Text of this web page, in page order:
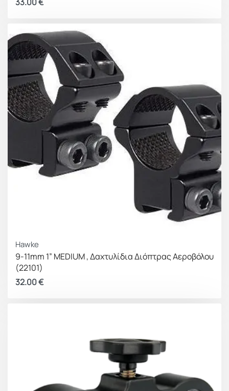
Hawke
9-11mm 1” MEDIUM , Δαχτυλίδια Διόπτρας Αεροβόλου
(22101)
32.00€